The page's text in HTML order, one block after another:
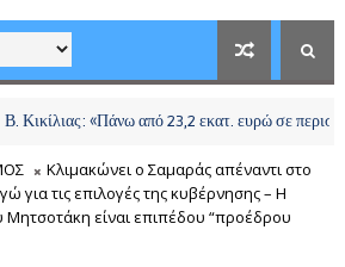
«Πάνω από 23,2 εκατ. ευρώ σε
Κλιμακώνει ο Σαμαράς απέναντι στο
για τις επιλογές της κυβέρνησης – Η
Μητσοτάκη είναι επιπέδου “προέδρου